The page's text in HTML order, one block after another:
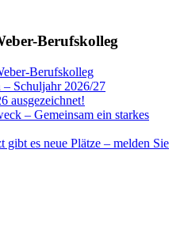
Berufskolleg
Berufskolleg
– Schuljahr 2026/27
ausgezeichnet!
– Gemeinsam ein starkes
gibt es neue Plätze – melden Sie